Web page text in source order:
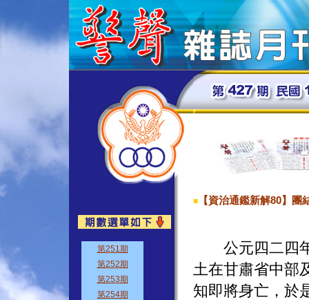
■ 【資治通鑑新解80】團
公元四二四年
土在甘肅省中部
知即將身亡，於